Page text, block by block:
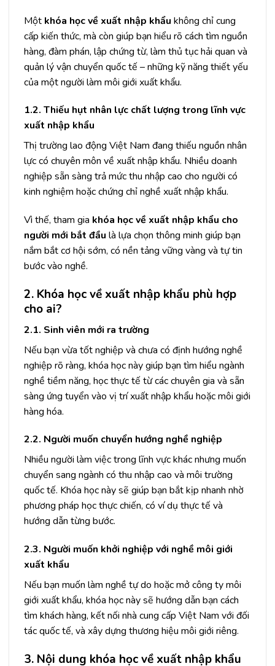
Một khóa học về xuất nhập khẩu không chỉ cung
cấp kiến thức, mà còn giúp bạn hiểu rõ cách tìm nguồn
hàng, đàm phán, lập chứng từ, làm thủ tục hải quan và
quản lý vận chuyển quốc tế – những kỹ năng thiết yếu
của một người làm môi giới xuất khẩu.
1.2. Thiếu hụt nhân lực chất lượng trong lĩnh vực
xuất nhập khẩu
Thị trường lao động Việt Nam đang thiếu nguồn nhân
lực có chuyên môn về xuất nhập khẩu. Nhiều doanh
nghiệp sẵn sàng trả mức thu nhập cao cho người có
kinh nghiệm hoặc chứng chỉ nghề xuất nhập khẩu.
Vì thế, tham gia khóa học về xuất nhập khẩu cho
người mới bắt đầu là lựa chọn thông minh giúp bạn
nắm bắt cơ hội sớm, có nền tảng vững vàng và tự tin
bước vào nghề.
2. Khóa học về xuất nhập khẩu phù hợp
cho ai?
2.1. Sinh viên mới ra trường
Nếu bạn vừa tốt nghiệp và chưa có định hướng nghề
nghiệp rõ ràng, khóa học này giúp bạn tìm hiểu ngành
nghề tiềm năng, học thực tế từ các chuyên gia và sẵn
sàng ứng tuyển vào vị trí xuất nhập khẩu hoặc môi giới
hàng hóa.
2.2. Người muốn chuyển hướng nghề nghiệp
Nhiều người làm việc trong lĩnh vực khác nhưng muốn
chuyển sang ngành có thu nhập cao và môi trường
quốc tế. Khóa học này sẽ giúp bạn bắt kịp nhanh nhờ
phương pháp học thực chiến, có ví dụ thực tế và
hướng dẫn từng bước.
2.3. Người muốn khởi nghiệp với nghề môi giới
xuất khẩu
Nếu bạn muốn làm nghề tự do hoặc mở công ty môi
giới xuất khẩu, khóa học này sẽ hướng dẫn bạn cách
tìm khách hàng, kết nối nhà cung cấp Việt Nam với đối
tác quốc tế, và xây dựng thương hiệu môi giới riêng.
3. Nội dung khóa học về xuất nhập khẩu